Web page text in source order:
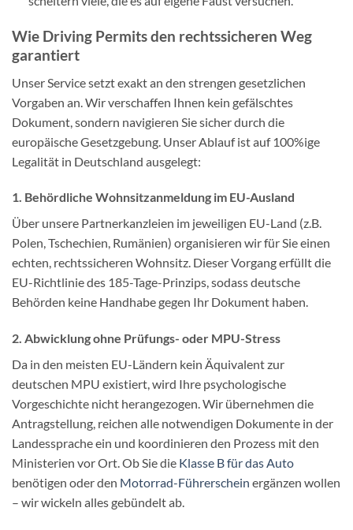
Wie Driving Permits den rechtssicheren Weg
garantiert
Unser Service setzt exakt an den strengen gesetzlichen
Vorgaben an. Wir verschaffen Ihnen kein gefälschtes
Dokument, sondern navigieren Sie sicher durch die
europäische Gesetzgebung. Unser Ablauf ist auf 100%ige
Legalität in Deutschland ausgelegt:
1. Behördliche Wohnsitzanmeldung im EU-Ausland
Über unsere Partnerkanzleien im jeweiligen EU-Land (z.B.
Polen, Tschechien, Rumänien) organisieren wir für Sie einen
echten, rechtssicheren Wohnsitz. Dieser Vorgang erfüllt die
EU-Richtlinie des 185-Tage-Prinzips, sodass deutsche
Behörden keine Handhabe gegen Ihr Dokument haben.
2. Abwicklung ohne Prüfungs- oder MPU-Stress
Da in den meisten EU-Ländern kein Äquivalent zur
deutschen MPU existiert, wird Ihre psychologische
Vorgeschichte nicht herangezogen. Wir übernehmen die
Antragstellung, reichen alle notwendigen Dokumente in der
Landessprache ein und koordinieren den Prozess mit den
Ministerien vor Ort. Ob Sie die Klasse B für das Auto
benötigen oder den Motorrad-Führerschein ergänzen wollen
– wir wickeln alles gebündelt ab.